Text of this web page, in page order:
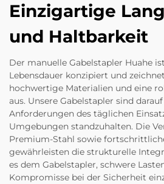
Einzigartige
und Haltbarkeit
Der manuelle Gabelstapler Huahe
Lebensdauer konzipiert und
hochwertige Materialien und eine
aus. Unsere Gabelstapler sind
Anforderungen des täglichen
Umgebungen standzuhalten. Die
Premium-Stahl sowie
gewährleisten die strukturelle
es dem Gabelstapler, schwere
Kompromisse bei der Sicherheit